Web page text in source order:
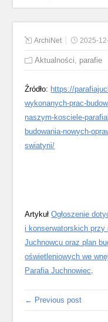
ArchiNet 2025-
Aktualności, parafie
Źródło: https://
wykonanych-prac-
naszym-kosciele-
budowania-nowych-
swiatyni/
ArtykułOgłoszenie
i konserwatorskich
Juchnowcu oraz plan
oświetleniowych we
Parafia Juchnowiec.
← Previous post